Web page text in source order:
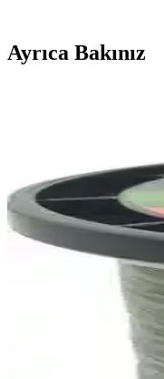
Ayrıca Bakınız
Effe Hazır Yemlik, koku
2025'te İkado
İkado 165CM Junior Olta
Sasa Balıkçı
Balık tutkunları için
Balıkçılıkta
Mercan Pe Örgü ve